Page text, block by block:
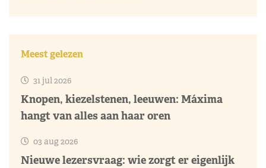
Meest gelezen
31 jul 2026
Knopen, kiezelstenen, leeuwen: Máxima
hangt van alles aan haar oren
03 aug 2026
Nieuwe lezersvraag: wie zorgt er eigenlijk